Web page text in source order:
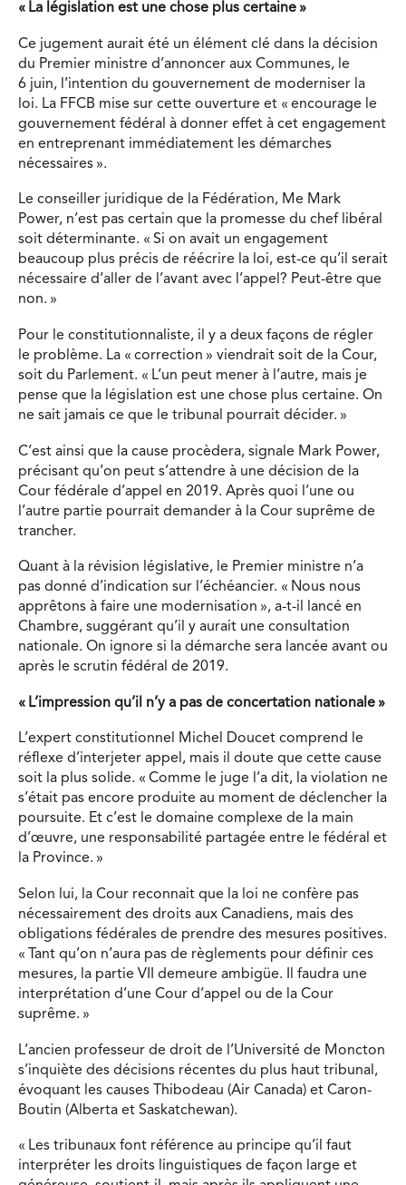
« La législation est une chose plus certaine »
Ce jugement aurait été un élément clé dans la décision
du Premier ministre d’annoncer aux Communes, le
6 juin, l’intention du gouvernement de moderniser la
loi. La FFCB mise sur cette ouverture et « encourage le
gouvernement fédéral à donner effet à cet engagement
en entreprenant immédiatement les démarches
nécessaires ».
Le conseiller juridique de la Fédération, Me Mark
Power, n’est pas certain que la promesse du chef libéral
soit déterminante. « Si on avait un engagement
beaucoup plus précis de réécrire la loi, est-ce qu’il serait
nécessaire d’aller de l’avant avec l’appel? Peut-être que
non. »
Pour le constitutionnaliste, il y a deux façons de régler
le problème. La « correction » viendrait soit de la Cour,
soit du Parlement. « L’un peut mener à l’autre, mais je
pense que la législation est une chose plus certaine. On
ne sait jamais ce que le tribunal pourrait décider. »
C’est ainsi que la cause procèdera, signale Mark Power,
précisant qu’on peut s’attendre à une décision de la
Cour fédérale d’appel en 2019. Après quoi l’une ou
l’autre partie pourrait demander à la Cour suprême de
trancher.
Quant à la révision législative, le Premier ministre n’a
pas donné d’indication sur l’échéancier. « Nous nous
apprêtons à faire une modernisation », a-t-il lancé en
Chambre, suggérant qu’il y aurait une consultation
nationale. On ignore si la démarche sera lancée avant ou
après le scrutin fédéral de 2019.
« L’impression qu’il n’y a pas de concertation nationale »
L’expert constitutionnel Michel Doucet comprend le
réflexe d’interjeter appel, mais il doute que cette cause
soit la plus solide. « Comme le juge l’a dit, la violation ne
s’était pas encore produite au moment de déclencher la
poursuite. Et c’est le domaine complexe de la main
d’œuvre, une responsabilité partagée entre le fédéral et
la Province. »
Selon lui, la Cour reconnait que la loi ne confère pas
nécessairement des droits aux Canadiens, mais des
obligations fédérales de prendre des mesures positives.
« Tant qu’on n’aura pas de règlements pour définir ces
mesures, la partie VII demeure ambigüe. Il faudra une
interprétation d’une Cour d’appel ou de la Cour
suprême. »
L’ancien professeur de droit de l’Université de Moncton
s’inquiète des décisions récentes du plus haut tribunal,
évoquant les causes Thibodeau (Air Canada) et Caron-
Boutin (Alberta et Saskatchewan).
« Les tribunaux font référence au principe qu’il faut
interpréter les droits linguistiques de façon large et